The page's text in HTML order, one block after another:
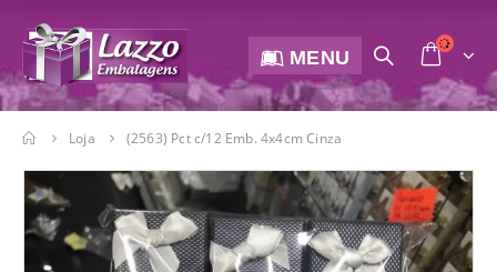
MENU
Loja (2563) Pct c/12 Emb. 4x4cm Cinza